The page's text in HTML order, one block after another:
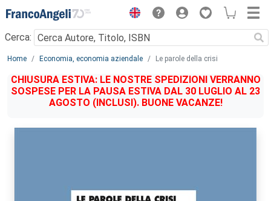
Menu
Cerca:
Main content
Home Economia, economia aziendale Le parole della crisi
CHIUSURA ESTIVA: LE NOSTRE SPEDIZIONI VERRANNO
SOSPESE PER LA PAUSA ESTIVA DAL 30 LUGLIO AL 23
AGOSTO (INCLUSI). BUONE VACANZE!